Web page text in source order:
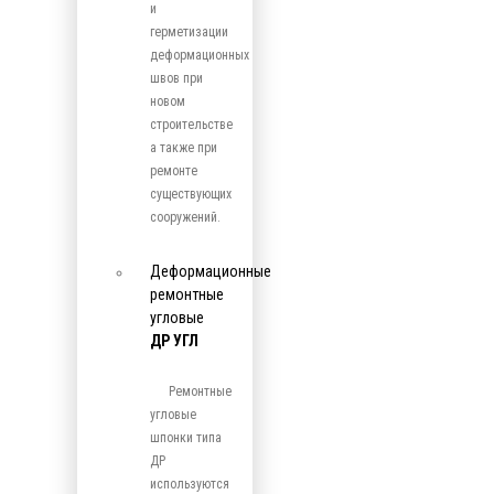
и
герметизации
деформационных
швов при
новом
строительстве
а также при
ремонте
существующих
сооружений.
Деформационные
ремонтные
угловые
ДР УГЛ
Ремонтные
угловые
шпонки типа
ДР
используются